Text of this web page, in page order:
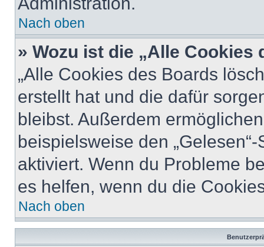
Nach oben
» Wozu ist die „Alle
„Alle Cookies des Boards
erstellt hat und die dafür
bleibst. Außerdem
beispielsweise den
aktiviert. Wenn du Probleme
es helfen, wenn du die
Nach oben